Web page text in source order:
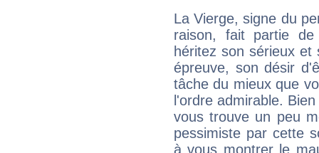
La Vierge, signe du
raison, fait partie
héritez son sérieux
épreuve, son désir
tâche du mieux que
l'ordre admirable.
vous trouve un peu
pessimiste par cette
à vous montrer le